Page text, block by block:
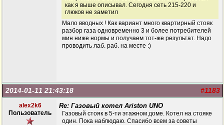
как я выше описывал. Сегодня сеть 215-220 и
глюков не заметил
Мало вводных ! Как вариант много квартирный стояк
разбор газа одновременно 3 и более потребителей
мин ниже нормы и получаем тот-же результат. Надо
проводить лаб. раб. на месте :)
#1183
2014-01-11 21:43:18
alex2k6
Пользователь
Re: Газовый котел Ariston UNO
Газовый стояк в 5-ти этажном доме. Котел на стояке
один. Пока наблюдаю. Спасибо всем за советы